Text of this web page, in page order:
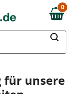
0,00 €
0
für unsere